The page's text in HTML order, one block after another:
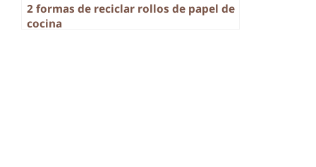
2 formas de reciclar rollos de papel de
cocina